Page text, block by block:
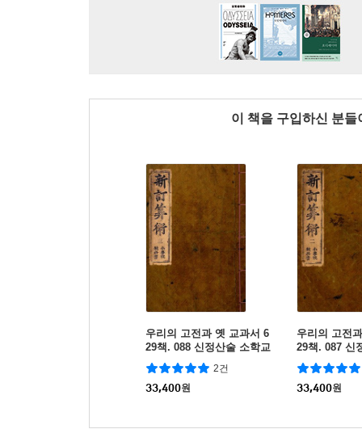
이 책을 구입하신 분
우리의 고전과 옛 교과서 6
29책. 088 신정산술 소학교
교과서 권3
2건
33,400원
우리의 고전
29책. 087 신
교과서 권2
33,400원